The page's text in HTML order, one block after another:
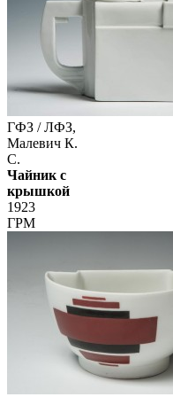
ГФЗ / ЛФЗ,
Малевич К.
С.
Чайник с
крышкой
1923
ГРМ